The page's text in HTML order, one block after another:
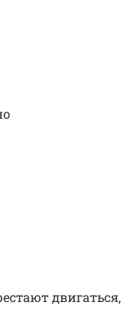
двигаться,